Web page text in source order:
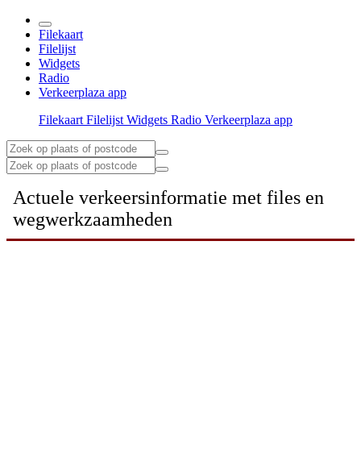
Filekaart
Filelijst
Widgets
Radio
Verkeerplaza app
Filekaart Filelijst Widgets Radio Verkeerplaza app
Actuele verkeersinformatie met files en
wegwerkzaamheden